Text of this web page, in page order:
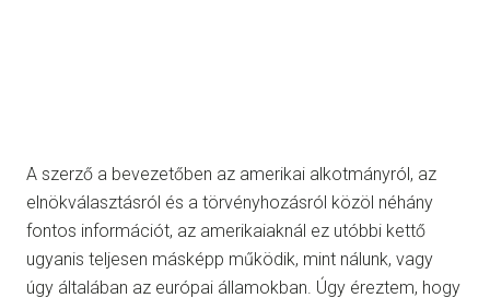
A szerző a bevezetőben az amerikai alkotmányról, az
elnökválasztásról és a törvényhozásról közöl néhány
fontos információt, az amerikaiaknál ez utóbbi kettő
ugyanis teljesen másképp működik, mint nálunk, vagy
úgy általában az európai államokban. Úgy éreztem, hogy